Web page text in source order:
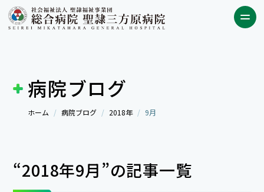
病院ブログ
ホーム 病院ブログ 2018年 9月
“2018年9月”の記事一覧